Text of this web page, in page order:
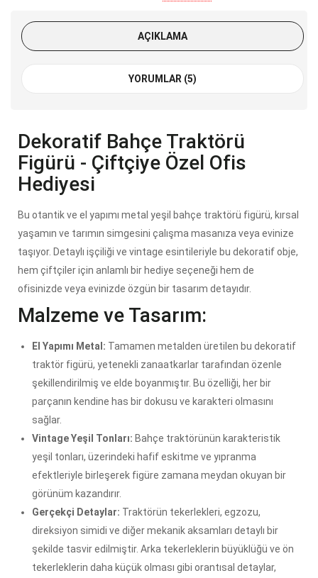
AÇIKLAMA
YORUMLAR (5)
Dekoratif Bahçe Traktörü
Figürü - Çiftçiye Özel Ofis
Hediyesi
Bu otantik ve el yapımı metal yeşil bahçe traktörü figürü, kırsal
yaşamın ve tarımın simgesini çalışma masanıza veya evinize
taşıyor. Detaylı işçiliği ve vintage esintileriyle bu dekoratif obje,
hem çiftçiler için anlamlı bir hediye seçeneği hem de
ofisinizde veya evinizde özgün bir tasarım detayıdır.
Malzeme ve Tasarım:
El Yapımı Metal: Tamamen metalden üretilen bu dekoratif
traktör figürü, yetenekli zanaatkarlar tarafından özenle
şekillendirilmiş ve elde boyanmıştır. Bu özelliği, her bir
parçanın kendine has bir dokusu ve karakteri olmasını
sağlar.
Vintage Yeşil Tonları: Bahçe traktörünün karakteristik
yeşil tonları, üzerindeki hafif eskitme ve yıpranma
efektleriyle birleşerek figüre zamana meydan okuyan bir
görünüm kazandırır.
Gerçekçi Detaylar: Traktörün tekerlekleri, egzozu,
direksiyon simidi ve diğer mekanik aksamları detaylı bir
şekilde tasvir edilmiştir. Arka tekerleklerin büyüklüğü ve ön
tekerleklerin daha küçük olması gibi orantısal detaylar,